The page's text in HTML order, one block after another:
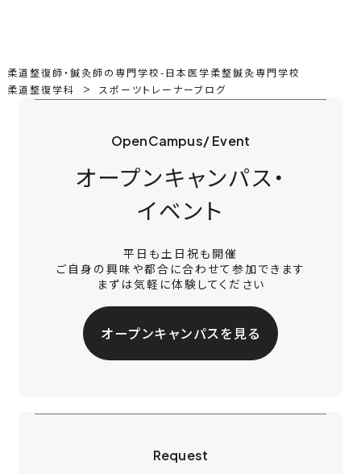
柔道整復師・鍼灸師の専門学校-日本医学柔整鍼灸専門学校
柔道整復学科
スポーツトレーナーブログ
OpenCampus/ Event
オープンキャンパス・
イベント
平日も土日祝も開催
ご自身の興味や都合に合わせて参加できます
まずは気軽に体験してください
オープンキャンパスを見る
Request